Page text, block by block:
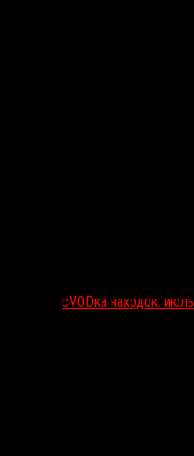
сVODка находок: июль